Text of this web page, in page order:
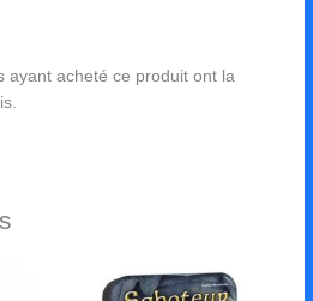
ayant acheté ce produit ont la